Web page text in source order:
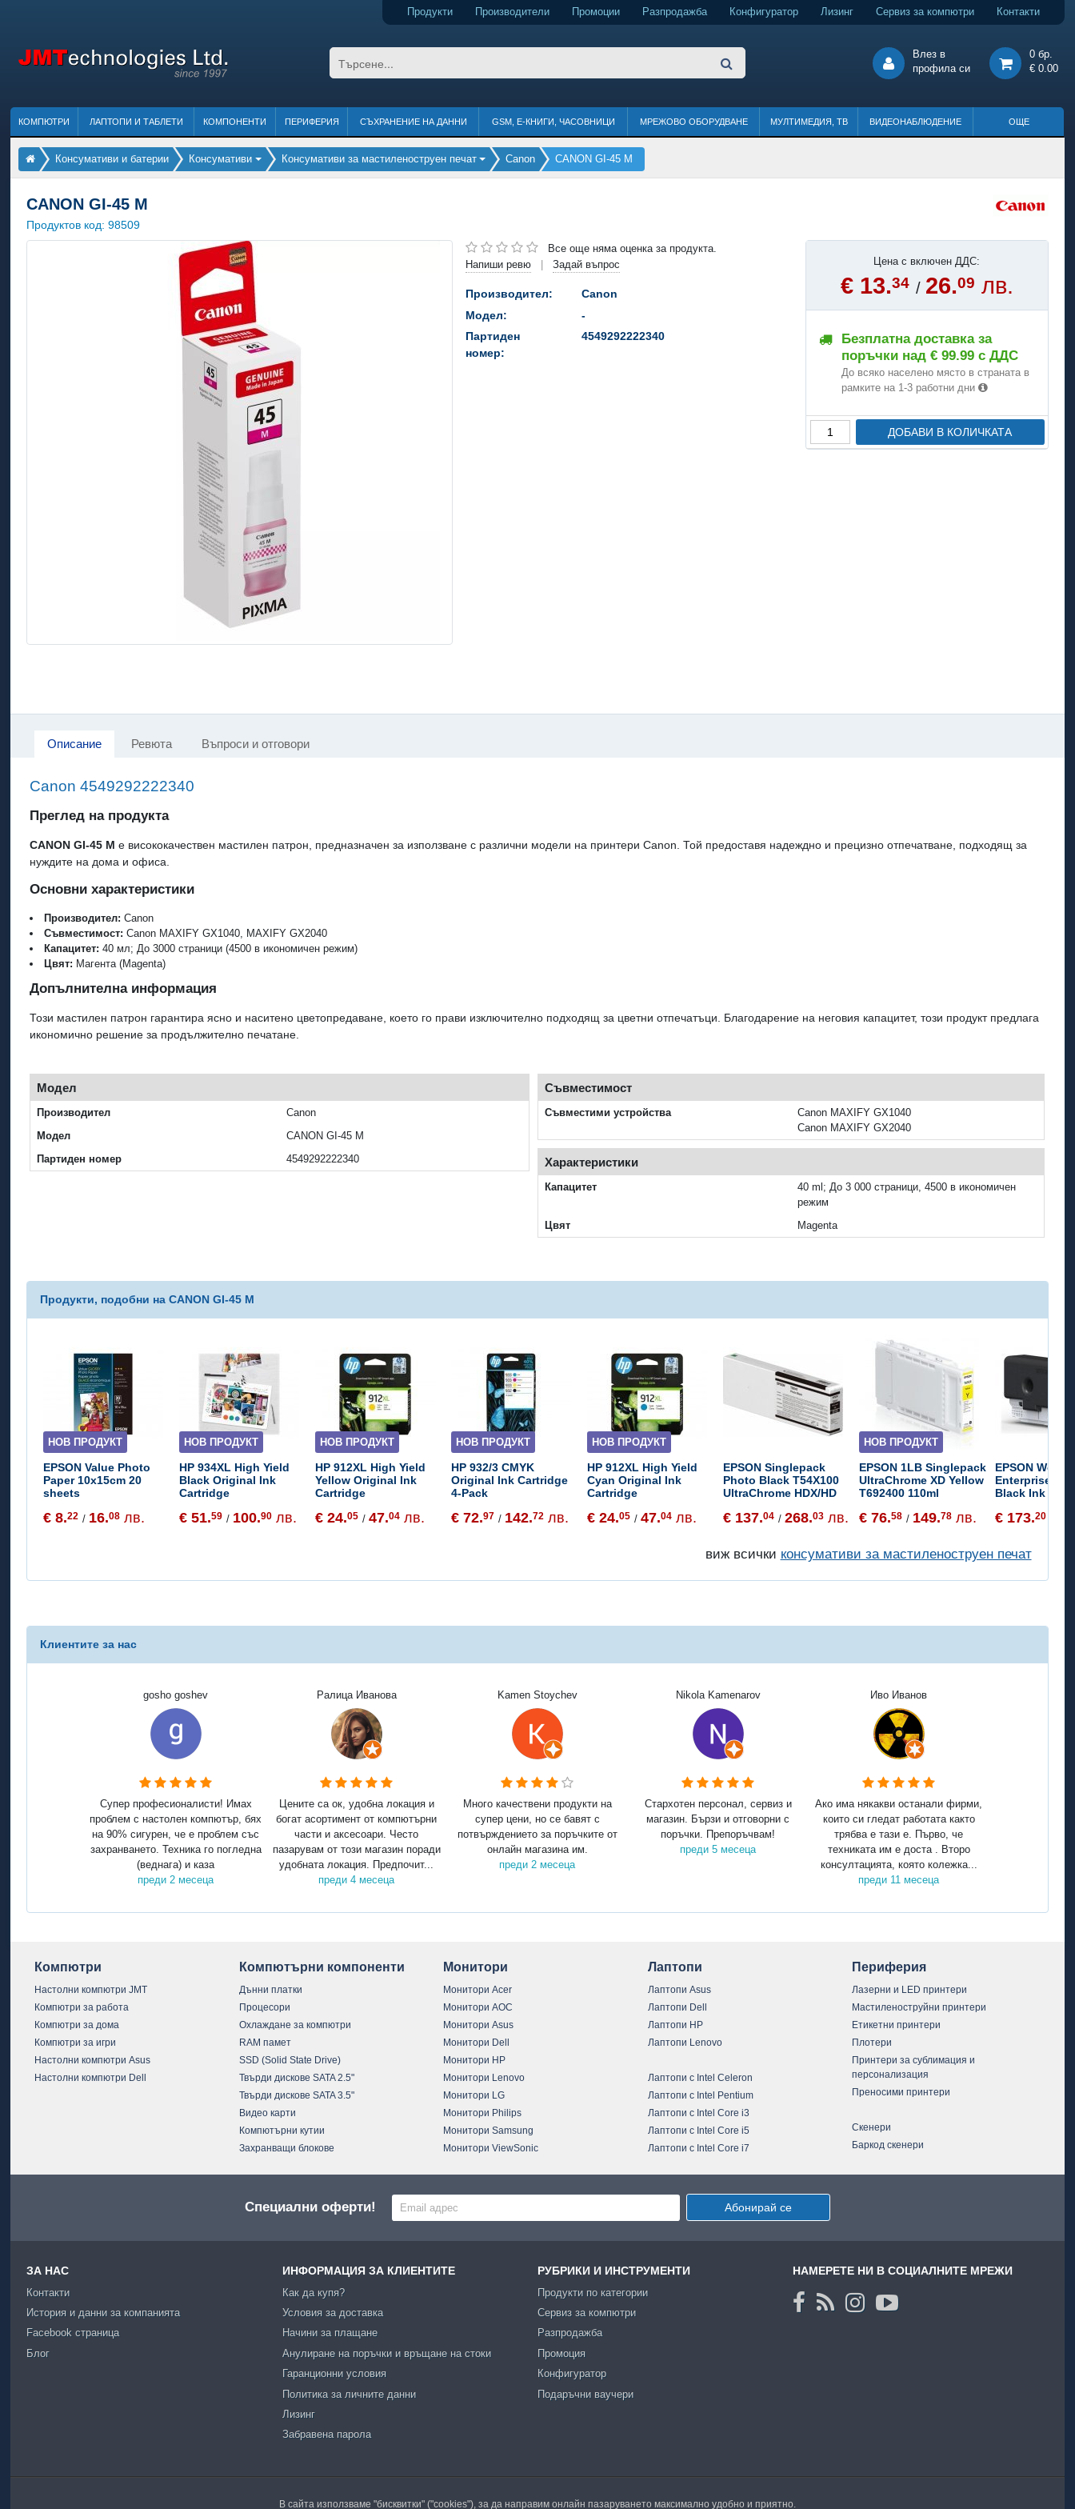
Продукти Производители Промоции Разпродажба Конфигуратор Лизинг Сервиз за компютри Контакти
Влез в
профила си
0 бр.
€ 0.00
КОМПЮТРИ ЛАПТОПИ И ТАБЛЕТИ КОМПОНЕНТИ ПЕРИФЕРИЯ СЪХРАНЕНИЕ НА ДАННИ GSM, Е-КНИГИ, ЧАСОВНИЦИ МРЕЖОВО ОБОРУДВАНЕ МУЛТИМЕДИЯ, ТВ ВИДЕОНАБЛЮДЕНИЕ ОЩЕ
Консумативи и батерии Консумативи Консумативи за мастиленоструен печат Canon CANON GI-45 M
CANON GI-45 M
Продуктов код:98509
Все още няма оценка за продукта.
Напиши ревю
Задай въпрос
Производител:
Canon
Модел:
-
Партиден
номер:
4549292222340
Цена с включен ДДС:
€ 13.34 / 26.09 лв.
Безплатна доставка за
поръчки над € 99.99 с ДДС
До всяко населено място в страната в
рамките на 1-3 работни дни
ДОБАВИ В КОЛИЧКАТА
Описание Ревюта Въпроси и отговори
Canon 4549292222340
Преглед на продукта
CANON GI-45 M е висококачествен мастилен патрон, предназначен за използване с различни модели на принтери Canon. Той предоставя надеждно и прецизно отпечатване, подходящ за
нуждите на дома и офиса.
Основни характеристики
Производител: Canon
Съвместимост: Canon MAXIFY GX1040, MAXIFY GX2040
Капацитет: 40 мл; До 3000 страници (4500 в икономичен режим)
Цвят: Магента (Magenta)
Допълнителна информация
Този мастилен патрон гарантира ясно и наситено цветопредаване, което го прави изключително подходящ за цветни отпечатъци. Благодарение на неговия капацитет, този продукт предлага
икономично решение за продължително печатане.
Модел
Производител
Canon
Модел
CANON GI-45 M
Партиден номер
4549292222340
Съвместимост
Съвместими устройства
Canon MAXIFY GX1040
Canon MAXIFY GX2040
Характеристики
Капацитет
40 ml; До 3 000 страници, 4500 в икономичен
режим
Цвят
Magenta
Продукти, подобни на CANON GI-45 M
НОВ ПРОДУКТ
EPSON Value Photo
Paper 10x15cm 20
sheets
€ 8.22 / 16.08 лв.
НОВ ПРОДУКТ
HP 934XL High Yield
Black Original Ink
Cartridge
€ 51.59 / 100.90 лв.
НОВ ПРОДУКТ
HP 912XL High Yield
Yellow Original Ink
Cartridge
€ 24.05 /47.04 лв.
НОВ ПРОДУКТ
HP 932/3 CMYK
Original Ink Cartridge
4-Pack
€ 72.97 / 142.72 лв.
НОВ ПРОДУКТ
HP 912XL High Yield
Cyan Original Ink
Cartridge
€ 24.05 /47.04 лв.
EPSON Singlepack
Photo Black T54X100
UltraChrome HDX/HD
€ 137.04 /268.03 лв.
НОВ ПРОДУКТ
EPSON 1LB Singlepack
UltraChrome XD Yellow
T692400 110ml
€ 76.58 / 149.78 лв.
EPSON
Enterprise
Black Ink
€ 173.20
виж всички консумативи за мастиленоструен печат
Клиентите за нас
gosho goshev
Супер професионалисти! Имах
проблем с настолен компютър, бях
на 90% сигурен, че е проблем със
захранването. Техника го погледна
(веднага) и каза
преди 2 месеца
Ралица Иванова
Цените са ок, удобна локация и
богат асортимент от компютърни
части и аксесоари. Често
пазарувам от този магазин поради
удобната локация. Предпочит...
преди 4 месеца
Kamen Stoychev
Много качествени продукти на
супер цени, но се бавят с
потвърждението за поръчките от
онлайн магазина им.
преди 2 месеца
Nikola Kamenarov
Стархотен персонал, сервиз и
магазин. Бързи и отговорни с
поръчки. Препоръчвам!
преди 5 месеца
Иво Иванов
Ако има някакви останали фирми,
които си гледат работата както
трябва е тази е. Първо, че
техниката им е доста . Второ
консултацията, която колежка...
преди 11 месеца
Компютри
Настолни компютри JMT
Компютри за работа
Компютри за дома
Компютри за игри
Настолни компютри Asus
Настолни компютри Dell
Компютърни компоненти
Дънни платки
Процесори
Охлаждане за компютри
RAM памет
SSD (Solid State Drive)
Твърди дискове SATA 2.5"
Твърди дискове SATA 3.5"
Видео карти
Компютърни кутии
Захранващи блокове
Монитори
Монитори Acer
Монитори AOC
Монитори Asus
Монитори Dell
Монитори HP
Монитори Lenovo
Монитори LG
Монитори Philips
Монитори Samsung
Монитори ViewSonic
Лаптопи
Лаптопи Asus
Лаптопи Dell
Лаптопи HP
Лаптопи Lenovo
Лаптопи с Intel Celeron
Лаптопи с Intel Pentium
Лаптопи с Intel Core i3
Лаптопи с Intel Core i5
Лаптопи с Intel Core i7
Периферия
Лазерни и LED принтери
Мастиленоструйни принтери
Етикетни принтери
Плотери
Принтери за сублимация и
персонализация
Преносими принтери
Скенери
Баркод скенери
Специални оферти! Абонирай се
ЗА НАС
Контакти
История и данни за компанията
Facebook страница
Блог
ИНФОРМАЦИЯ ЗА КЛИЕНТИТЕ
Как да купя?
Условия за доставка
Начини за плащане
Анулиране на поръчки и връщане на стоки
Гаранционни условия
Политика за личните данни
Лизинг
Забравена парола
РУБРИКИ И ИНСТРУМЕНТИ
Продукти по категории
Сервиз за компютри
Разпродажба
Промоция
Конфигуратор
Подаръчни ваучери
НАМЕРЕТЕ НИ В СОЦИАЛНИТЕ МРЕЖИ
В сайта използваме "бисквитки" ("cookies"), за да направим онлайн пазаруването максимално удобно и приятно.